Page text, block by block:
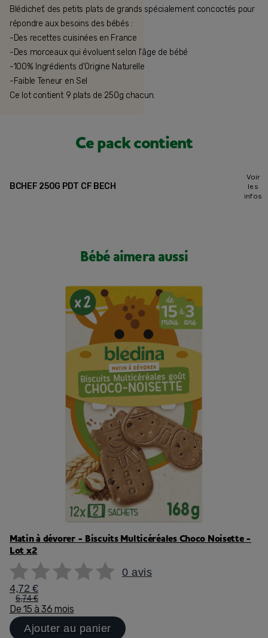
Blédichef, des petits plats de grands spécialement concoctés pour
répondre aux besoins des bébés :
-Des recettes cuisinées en France
-Des morceaux qui évoluent selon l'âge de bébé
-100% Ingrédients d'Origine Naturelle
-Faible Teneur en Sel
Ce lot contient 9 plats de 250g chacun.
Ce pack contient
BCHEF 250G PDT CF BECH
Voir
les
infos
Bébé aimera aussi
Matin à dévorer - Biscuits Multicéréales Choco Noisette -
Lot x2
0 avis
4,72 €
6,74 €
De 15 à 36 mois
Ajouter au panier